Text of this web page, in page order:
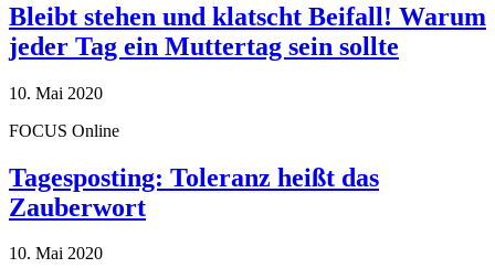
Bleibt stehen und klatscht Beifall! Warum
jeder Tag ein Muttertag sein sollte
10. Mai 2020
FOCUS Online
Tagesposting: Toleranz heißt das
Zauberwort
10. Mai 2020